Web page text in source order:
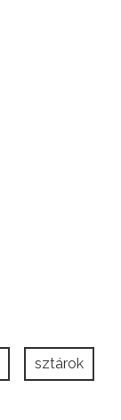
sztárok